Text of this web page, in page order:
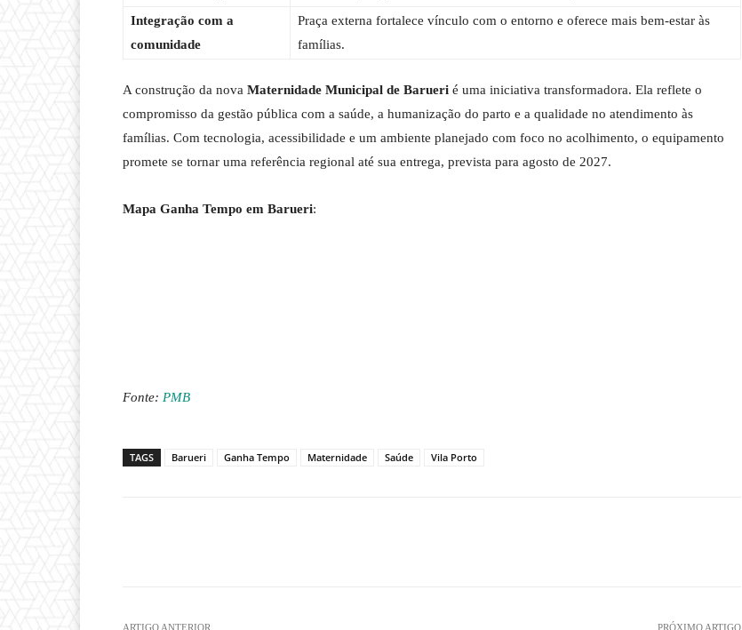
Integração com a
comunidade
Praça externa fortalece vínculo com o entorno e oferece mais bem-estar às
famílias.
A construção da nova Maternidade Municipal de Barueri é uma iniciativa transformadora. Ela reflete o
compromisso da gestão pública com a saúde, a humanização do parto e a qualidade no atendimento às
famílias. Com tecnologia, acessibilidade e um ambiente planejado com foco no acolhimento, o equipamento
promete se tornar uma referência regional até sua entrega, prevista para agosto de 2027.
Mapa Ganha Tempo em Barueri:
Fonte: PMB
TAGS Barueri Ganha Tempo Maternidade Saúde Vila Porto
ARTIGO ANTERIOR PRÓXIMO ARTIGO